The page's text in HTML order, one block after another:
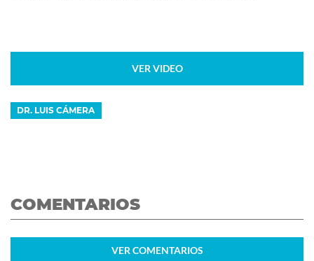
VER VIDEO
DR. LUIS CÁMERA
COMENTARIOS
VER COMENTARIOS